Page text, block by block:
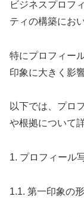
ビジネスプロフ
ティの構築にお
特にプロフィー
印象に大きく影
以下では、プロ
や根拠について
1. プロフィール
1.1. 第一印象の